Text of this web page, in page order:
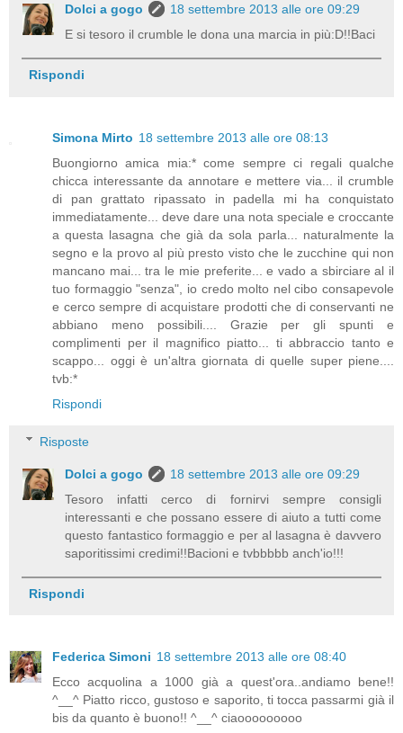
Dolci a gogo
18 settembre 2013 alle ore 09:29
E si tesoro il crumble le dona una marcia in più:D!!Baci
Rispondi
Simona Mirto 18 settembre 2013 alle ore 08:13
Buongiorno amica mia:* come sempre ci regali qualche
chicca interessante da annotare e mettere via... il crumble
di pan grattato ripassato in padella mi ha conquistato
immediatamente... deve dare una nota speciale e croccante
a questa lasagna che già da sola parla... naturalmente la
segno e la provo al più presto visto che le zucchine qui non
mancano mai... tra le mie preferite... e vado a sbirciare al il
tuo formaggio "senza", io credo molto nel cibo consapevole
e cerco sempre di acquistare prodotti che di conservanti ne
abbiano meno possibili.... Grazie per gli spunti e
complimenti per il magnifico piatto... ti abbraccio tanto e
scappo... oggi è un'altra giornata di quelle super piene....
tvb:*
Rispondi
Risposte
Dolci a gogo
18 settembre 2013 alle ore 09:29
Tesoro infatti cerco di fornirvi sempre consigli
interessanti e che possano essere di aiuto a tutti come
questo fantastico formaggio e per al lasagna è davvero
saporitissimi credimi!!Bacioni e tvbbbbb anch'io!!!
Rispondi
Federica Simoni 18 settembre 2013 alle ore 08:40
Ecco acquolina a 1000 già a quest'ora..andiamo bene!!
^__^ Piatto ricco, gustoso e saporito, ti tocca passarmi già il
bis da quanto è buono!! ^__^ ciaooooooooo